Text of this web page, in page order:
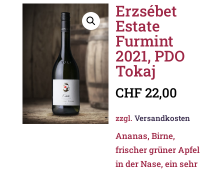
Erzsébet
Estate
Furmint
2021, PDO
Tokaj
CHF22,00
zzgl.Versandkosten
Ananas, Birne,
frischer grüner Apfel
in der Nase, ein sehr